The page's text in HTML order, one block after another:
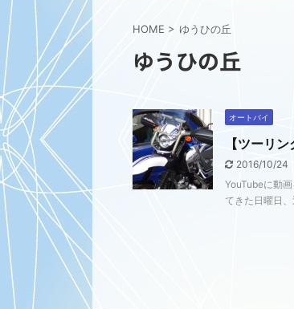
HOME > ゆうひの丘
ゆうひの丘
オートバイ
【ツーリ
2016/10/24
YouTubeに動
てきた日曜日